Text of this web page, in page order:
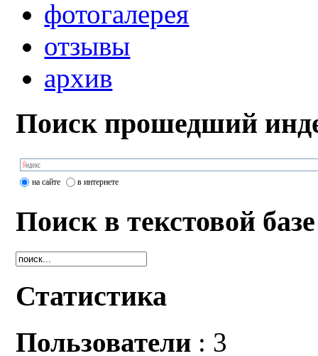
фотогалерея
отзывы
архив
Поиск прошедший
на сайте в интернете
Поиск в текстовой базе
Статистика
Пользователи : 3